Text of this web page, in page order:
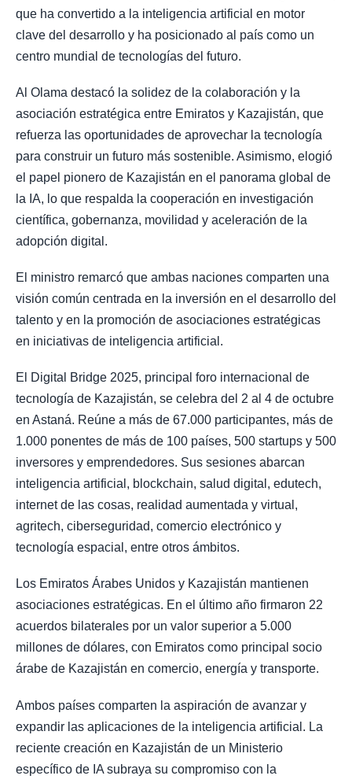
que ha convertido a la inteligencia artificial en motor
clave del desarrollo y ha posicionado al país como un
centro mundial de tecnologías del futuro.
Al Olama destacó la solidez de la colaboración y la
asociación estratégica entre Emiratos y Kazajistán, que
refuerza las oportunidades de aprovechar la tecnología
para construir un futuro más sostenible. Asimismo, elogió
el papel pionero de Kazajistán en el panorama global de
la IA, lo que respalda la cooperación en investigación
científica, gobernanza, movilidad y aceleración de la
adopción digital.
El ministro remarcó que ambas naciones comparten una
visión común centrada en la inversión en el desarrollo del
talento y en la promoción de asociaciones estratégicas
en iniciativas de inteligencia artificial.
El Digital Bridge 2025, principal foro internacional de
tecnología de Kazajistán, se celebra del 2 al 4 de octubre
en Astaná. Reúne a más de 67.000 participantes, más de
1.000 ponentes de más de 100 países, 500 startups y 500
inversores y emprendedores. Sus sesiones abarcan
inteligencia artificial, blockchain, salud digital, edutech,
internet de las cosas, realidad aumentada y virtual,
agritech, ciberseguridad, comercio electrónico y
tecnología espacial, entre otros ámbitos.
Los Emiratos Árabes Unidos y Kazajistán mantienen
asociaciones estratégicas. En el último año firmaron 22
acuerdos bilaterales por un valor superior a 5.000
millones de dólares, con Emiratos como principal socio
árabe de Kazajistán en comercio, energía y transporte.
Ambos países comparten la aspiración de avanzar y
expandir las aplicaciones de la inteligencia artificial. La
reciente creación en Kazajistán de un Ministerio
específico de IA subraya su compromiso con la